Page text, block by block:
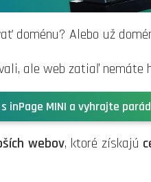
doménu? Alebo už
ale web zatiaľ nemáte
inPage MINI a vyhrajte
webov, ktoré získajú